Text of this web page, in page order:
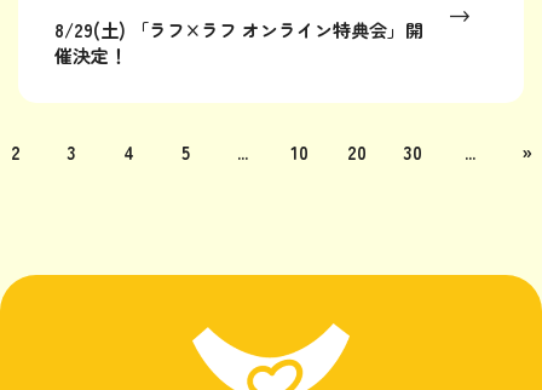
8/29(土) 「ラフ×ラフ オンライン特典会」開
催決定！
2 3 4 5 ... 10 20 30 ... »